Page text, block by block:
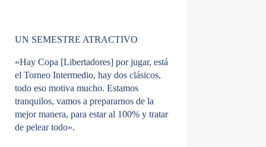
UN SEMESTRE ATRACTIVO
«Hay Copa [Libertadores] por jugar, está
el Torneo Intermedio, hay dos clásicos,
todo eso motiva mucho. Estamos
tranquilos, vamos a prepararnos de la
mejor manera, para estar al 100% y tratar
de pelear todo».